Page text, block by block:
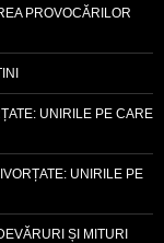
PROVOCĂRILOR
UNIRILE PE CARE
UNIRILE PE
ȘI MITURI